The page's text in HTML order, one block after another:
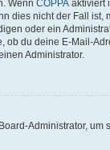
Wenn COPPA aktiviert
dies nicht der Fall ist,
oder ein
ob du deine E-Mail-
Administrator.
Administrator, um